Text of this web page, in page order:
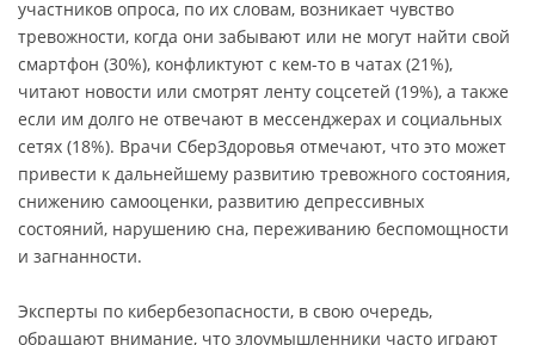
участников опроса, по их словам, возникает чувство
тревожности, когда они забывают или не могут найти свой
смартфон (30%), конфликтуют с кем-то в чатах (21%),
читают новости или смотрят ленту соцсетей (19%), а также
если им долго не отвечают в мессенджерах и социальных
сетях (18%). Врачи СберЗдоровья отмечают, что это может
привести к дальнейшему развитию тревожного состояния,
снижению самооценки, развитию депрессивных
состояний, нарушению сна, переживанию беспомощности
и загнанности.
Эксперты по кибербезопасности, в свою очередь,
обращают внимание, что злоумышленники часто играют